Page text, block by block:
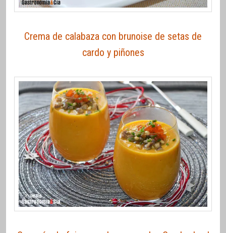
Crema de calabaza con brunoise de setas de
cardo y piñones